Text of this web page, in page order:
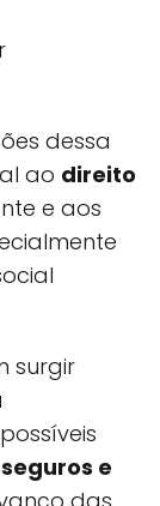
dessa
ao direito
e aos
surgir
e